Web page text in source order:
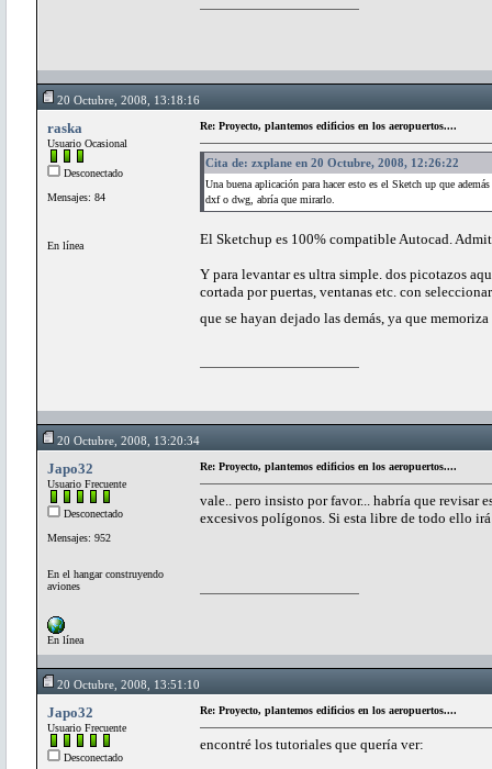
20 Octubre, 2008, 13:18:16
raska
Usuario Ocasional
Desconectado
Mensajes: 84
En línea
Re: Proyecto, plantemos edificios en los aeropuertos....
Cita de: zxplane en 20 Octubre, 2008, 12:26:22
Una buena aplicación para hacer esto es el Sketch up que
dxf o dwg, abría que mirarlo.
El Sketchup es 100% compatible Autocad.
Y para levantar es ultra simple. dos picotazos
cortada por puertas, ventanas etc. con
que se hayan dejado las demás, ya que
20 Octubre, 2008, 13:20:34
Japo32
Usuario Frecuente
Desconectado
Mensajes: 952
En el hangar construyendo
aviones
En línea
Re: Proyecto, plantemos edificios en los aeropuertos....
vale.. pero insisto por favor... habría que revisar
excesivos polígonos. Si esta libre de todo ello
20 Octubre, 2008, 13:51:10
Japo32
Usuario Frecuente
Desconectado
Re: Proyecto, plantemos edificios en los aeropuertos....
encontré los tutoriales que quería ver: